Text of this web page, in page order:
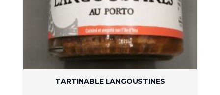
TARTINABLE LANGOUSTINES